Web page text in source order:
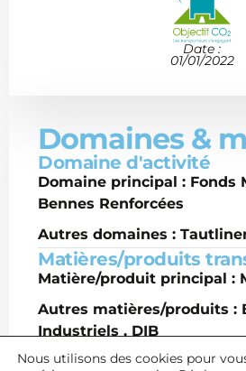
Date :
01/01/2022
Domaines &
Domaine d'activité
Domaine principal : Fonds
Bennes Renforcées
Autres domaines :
Matières/produits
Matière/produit principal :
Autres matières/produits :
Industriels , DIB
Nous utilisons des cookies pour